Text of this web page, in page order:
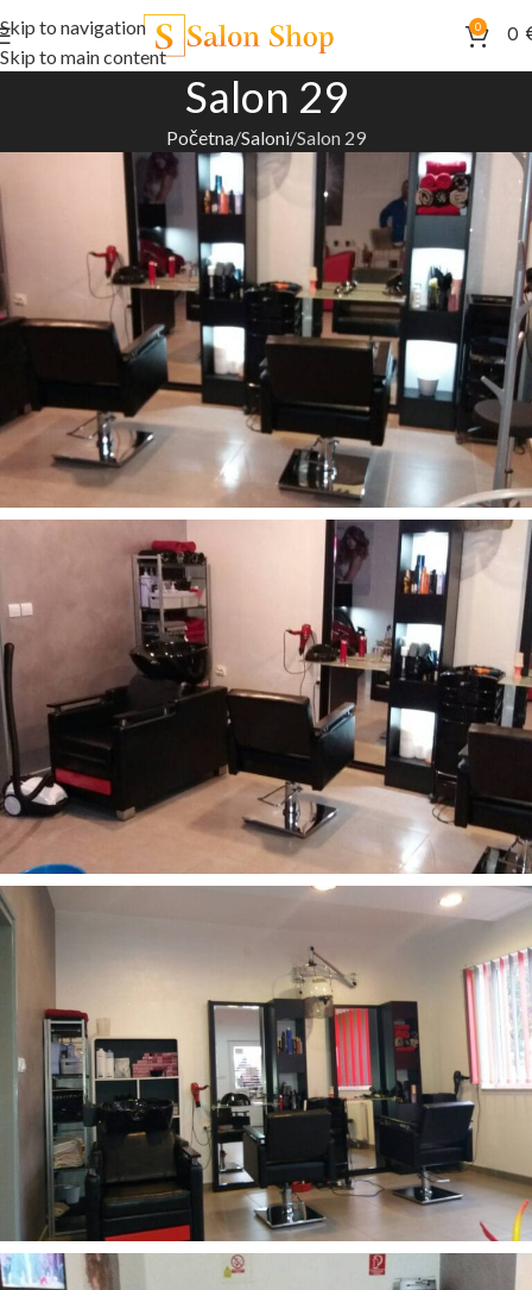
Skip to navigation
Skip to main content
0 0
Salon 29
Početna Saloni Salon 29